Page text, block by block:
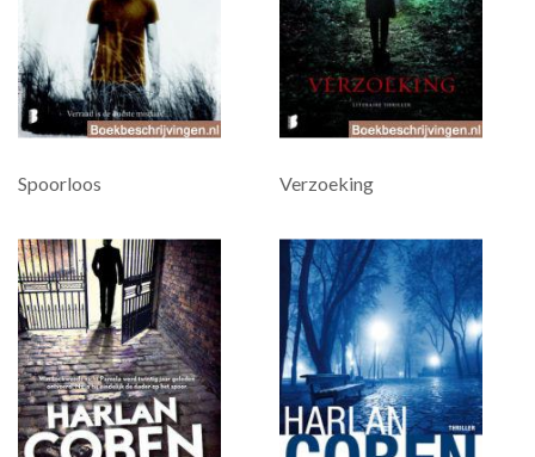
Spoorloos Verzoeking